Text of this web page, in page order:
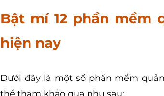
Bật mí 12 phần mềm
hiện nay
Dưới đây là một số phần mềm
thể tham khảo qua như sau: